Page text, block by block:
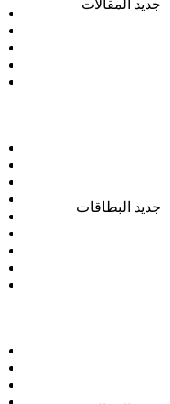
جديد المقالات
جديد البطاقات